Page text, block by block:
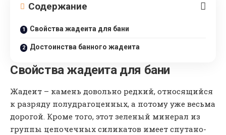
Содержание
Свойства жадеита для бани
Достоинства банного жадеита
Свойства жадеита для бани
Жадеит – камень довольно редкий, относящийся
к разряду полудрагоценных, а потому уже весьма
дорогой. Кроме того, этот зеленый минерал из
группы цепочечных силикатов имеет спутано-